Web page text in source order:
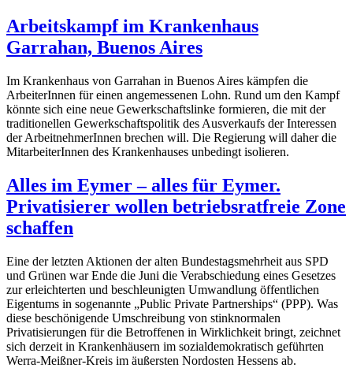
Arbeitskampf im Krankenhaus
Garrahan, Buenos Aires
Im Krankenhaus von Garrahan in Buenos Aires kämpfen die
ArbeiterInnen für einen angemessenen Lohn. Rund um den Kampf
könnte sich eine neue Gewerkschaftslinke formieren, die mit der
traditionellen Gewerkschaftspolitik des Ausverkaufs der Interessen
der ArbeitnehmerInnen brechen will. Die Regierung will daher die
MitarbeiterInnen des Krankenhauses unbedingt isolieren.
Alles im Eymer – alles für Eymer.
Privatisierer wollen betriebsratfreie Zone
schaffen
Eine der letzten Aktionen der alten Bundestagsmehrheit aus SPD
und Grünen war Ende die Juni die Verabschiedung eines Gesetzes
zur erleichterten und beschleunigten Umwandlung öffentlichen
Eigentums in sogenannte „Public Private Partnerships“ (PPP). Was
diese beschönigende Umschreibung von stinknormalen
Privatisierungen für die Betroffenen in Wirklichkeit bringt, zeichnet
sich derzeit in Krankenhäusern im sozialdemokratisch geführten
Werra-Meißner-Kreis im äußersten Nordosten Hessens ab.